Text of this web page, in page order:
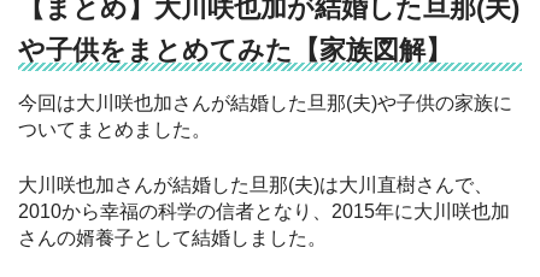
【まとめ】大川咲也加が結婚した旦那(夫)
や子供をまとめてみた【家族図解】
今回は大川咲也加さんが結婚した旦那(夫)や子供の家族に
ついてまとめました。
大川咲也加さんが結婚した旦那(夫)は大川直樹さんで、
2010から幸福の科学の信者となり、2015年に大川咲也加
さんの婿養子として結婚しました。